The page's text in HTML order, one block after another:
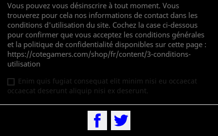
Vous pouvez vous désinscrire à tout moment. Vous
trouverez pour cela nos informations de contact dans les
conditions d'utilisation du site. Cochez la case ci-dessous
pour confirmer que vous acceptez les conditions générales
et la politique de confidentialité disponibles sur cette page :
https://cotegamers.com/shop/fr/content/3-conditions-
utilisation
Enim quis fugiat consequat elit minim nisi eu occaecat
occaecat deserunt aliquip nisi ex deserunt.
Facebook